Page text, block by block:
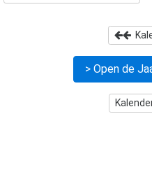
> Open de